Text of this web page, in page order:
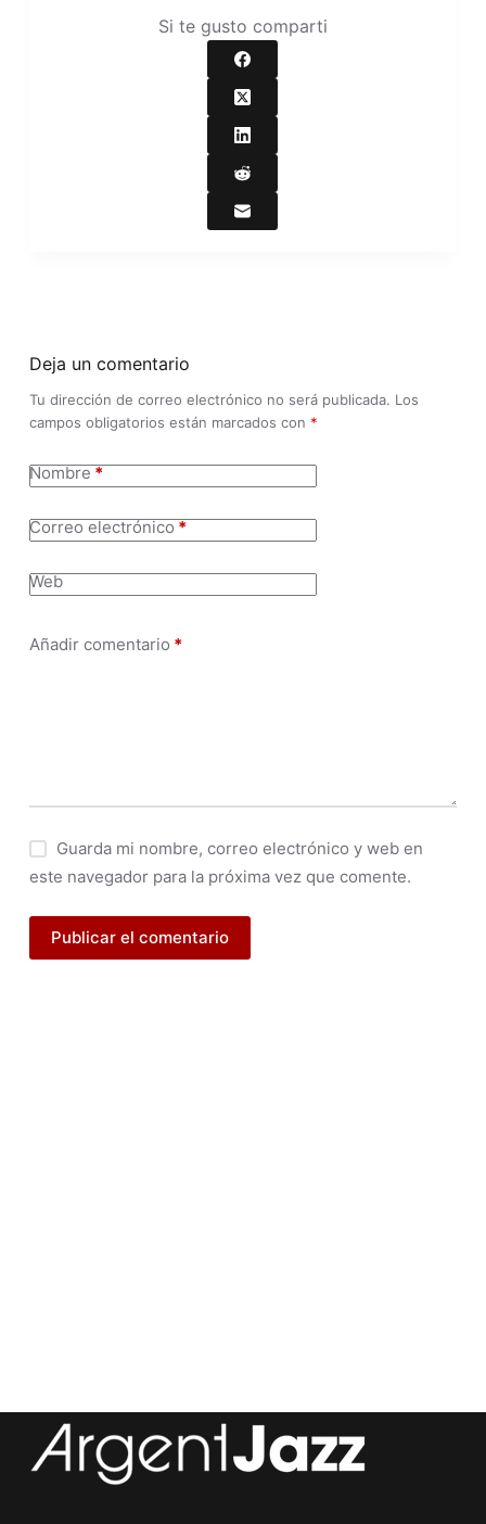
Si te gusto comparti
Deja un comentario
Tu dirección de correo electrónico no será publicada. Los
campos obligatorios están marcados con *
Nombre*
Correo electrónico*
Web
Añadir comentario *
Guarda mi nombre, correo electrónico y web en
este navegador para la próxima vez que comente.
Publicar el comentario